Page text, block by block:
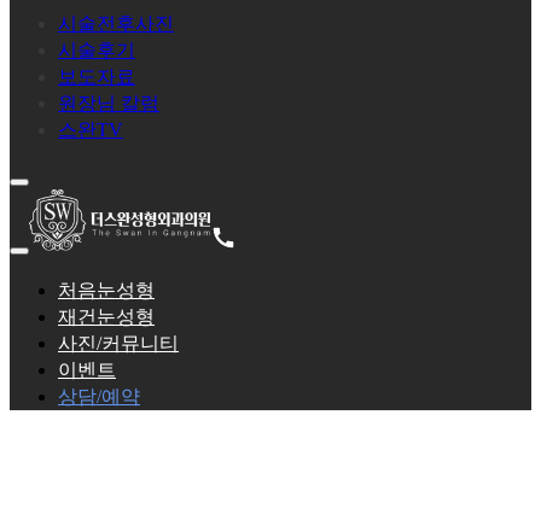
시술전후사진
시술후기
보도자료
원장님 칼럼
스완TV
처음눈성형
재건눈성형
사진/커뮤니티
이벤트
상담/예약